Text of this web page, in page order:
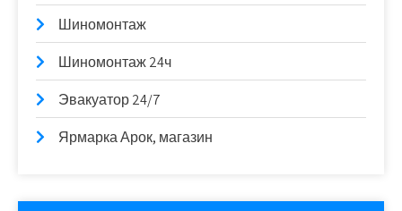
Шиномонтаж
Шиномонтаж 24ч
Эвакуатор 24/7
Ярмарка Арок, магазин